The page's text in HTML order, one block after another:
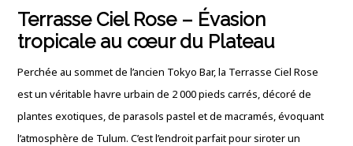
Terrasse Ciel Rose – Évasion
tropicale au cœur du Plateau
Perchée au sommet de l’ancien Tokyo Bar, la Terrasse Ciel Rose
est un véritable havre urbain de 2 000 pieds carrés, décoré de
plantes exotiques, de parasols pastel et de macramés, évoquant
l’atmosphère de Tulum. C’est l’endroit parfait pour siroter un